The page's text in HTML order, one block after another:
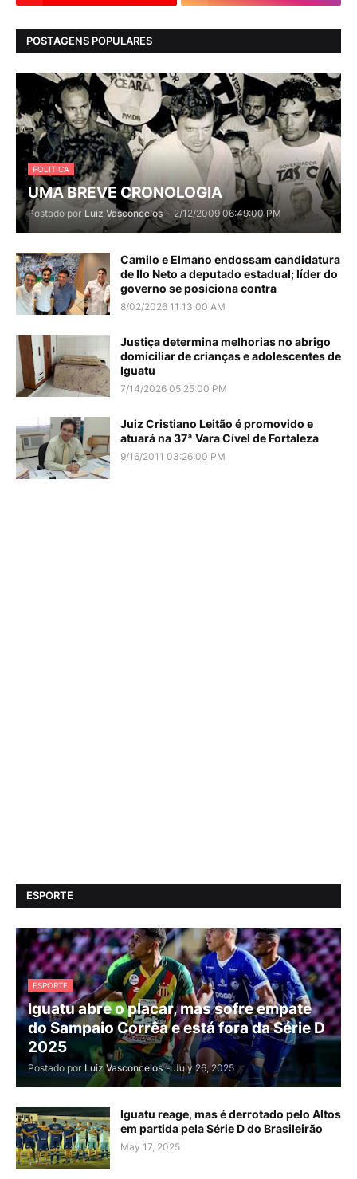
POSTAGENS POPULARES
POLITICA
UMA BREVE CRONOLOGIA
Postado por Luiz Vasconcelos - 2/12/2009 06:49:00 PM
Camilo e Elmano endossam candidatura
de Ilo Neto a deputado estadual; líder do
governo se posiciona contra
8/02/2026 11:13:00 AM
Justiça determina melhorias no abrigo
domiciliar de crianças e adolescentes de
Iguatu
7/14/2026 05:25:00 PM
Juiz Cristiano Leitão é promovido e
atuará na 37ª Vara Cível de Fortaleza
9/16/2011 03:26:00 PM
ESPORTE
ESPORTE
Iguatu abre o placar, mas sofre empate
do Sampaio Corrêa e está fora da Série D
2025
Postado por Luiz Vasconcelos - July 26, 2025
Iguatu reage, mas é derrotado pelo Altos
em partida pela Série D do Brasileirão
May 17, 2025